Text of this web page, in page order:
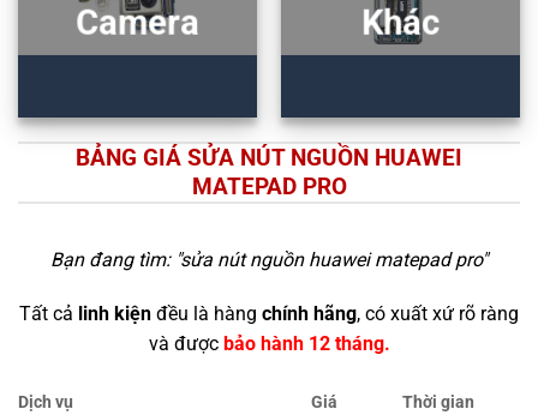
Camera Khác
BẢNG GIÁ SỬA NÚT NGUỒN HUAWEI
MATEPAD PRO
Bạn đang tìm: "sửa nút nguồn huawei matepad pro"
Tất cả linh kiện đều là hàng chính hãng, có xuất xứ rõ ràng
và được bảo hành 12 tháng.
Dịch vụ Giá Thời gian